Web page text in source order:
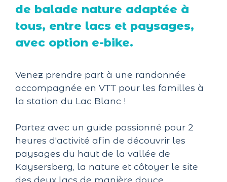
de balade nature adaptée à
tous, entre lacs et paysages,
avec option e-bike.
Venez prendre part à une randonnée
accompagnée en VTT pour les familles à
la station du Lac Blanc !
Partez avec un guide passionné pour 2
heures d'activité afin de découvrir les
paysages du haut de la vallée de
Kaysersberg, la nature et côtoyer le site